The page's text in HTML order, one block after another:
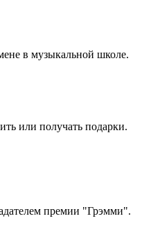
в музыкальной школе.
или получать подарки.
премии "Грэмми".